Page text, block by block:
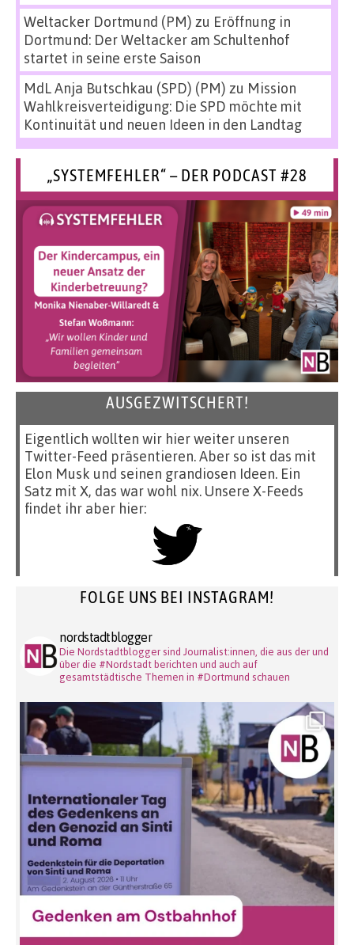
Weltacker Dortmund (PM) zu Eröffnung in
Dortmund: Der Weltacker am Schultenhof
startet in seine erste Saison
MdL Anja Butschkau (SPD) (PM) zu Mission
Wahlkreisverteidigung: Die SPD möchte mit
Kontinuität und neuen Ideen in den Landtag
„SYSTEMFEHLER“ – DER PODCAST #28
AUSGEZWITSCHERT!
Eigentlich wollten wir hier weiter unseren
Twitter-Feed präsentieren. Aber so ist das mit
Elon Musk und seinen grandiosen Ideen. Ein
Satz mit X, das war wohl nix. Unsere X-Feeds
findet ihr aber hier:
FOLGE UNS BEI INSTAGRAM!
nordstadtblogger
Die Nordstadtblogger sind Journalist:innen, die aus der und
über die #Nordstadt berichten und auch auf
gesamtstädtische Themen in #Dortmund schauen